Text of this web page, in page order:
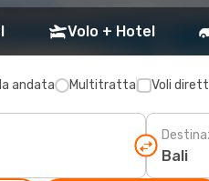
Volo + Hotel
andata Multitratta Voli